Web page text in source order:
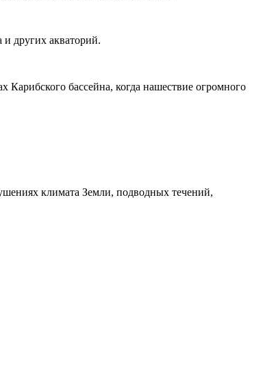
других акваторий.
Карибского бассейна, когда нашествие огромного
климата Земли, подводных течений,